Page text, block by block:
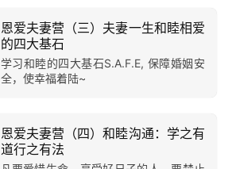
恩爱夫妻营（三）夫妻一生和睦相爱
的四大基石
学习和睦的四大基石S.A.F.E, 保障婚姻安
全，使幸福着陆~
恩爱夫妻营（四）和睦沟通：学之有
道行之有法